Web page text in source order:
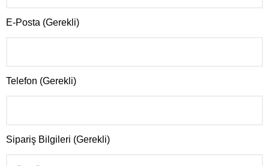
E-Posta (Gerekli)
Telefon (Gerekli)
Sipariş Bilgileri (Gerekli)